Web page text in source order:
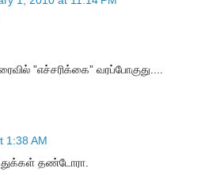
”எச்சரிக்கை” வரப்போகுது....
1:38 AM
தண்டோரா.